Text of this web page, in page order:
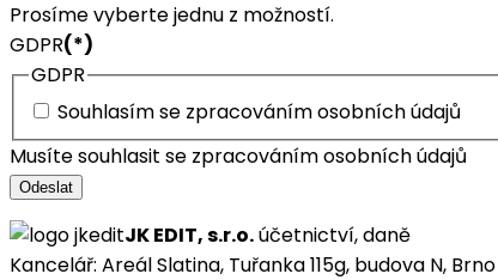
Prosíme vyberte jednu z možností.
GDPR(*)
GDPR
Souhlasím se zpracováním osobních údajů
Musíte souhlasit se zpracováním osobních údajů
Odeslat
JK EDIT, s.r.o.účetnictví, daně
Kancelář: Areál Slatina, Tuřanka 115g, budova N, Brno